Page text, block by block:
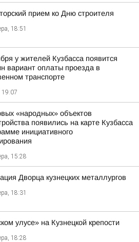
прием ко Дню строителя
18:51
у жителей Кузбасса появится
вариант оплаты проезда в
транспорте
19:07
«народных» объектов
появились на карте Кузбасса
инициативного
15:28
Дворца кузнецких металлургов
18:31
улусе» на Кузнецкой крепости
18:28